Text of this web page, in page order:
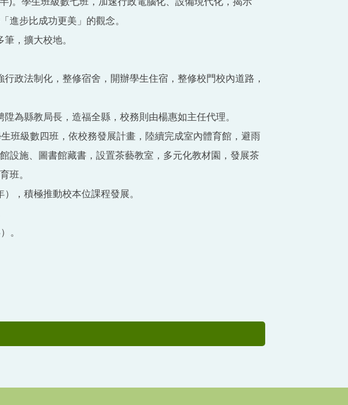
進步比成功更美」的觀念。
，擴大校地。
政法制化，整修宿舍，開辦學生住宿，整修校門校內道路，
為縣教局長，造福全縣，校務則由楊惠如主任代理。
班級數四班，依校務發展計畫，陸續完成室內體育館，避雨
設施、圖書館藏書，設置茶藝教室，多元化教材園，發展茶
班。
，積極推動校本位課程發展。
。